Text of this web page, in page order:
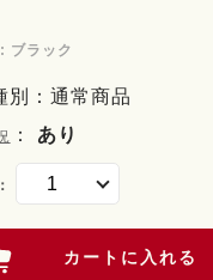
ブラック
別：通常商品
： あり